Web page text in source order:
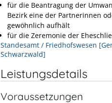
für die Beantragung der
Bezirk eine der Partnerinnen
gewöhnlich aufhält
für die Zeremonie der
Standesamt / Friedhofswesen
Schwarzwald]
Leistungsdetails
Voraussetzungen